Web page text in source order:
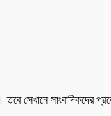
সেখানে সাংবাদিকদের